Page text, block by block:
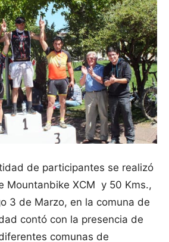
de participantes se realizó
Mountanbike XCM y 50 Kms.,
3 de Marzo, en la comuna de
contó con la presencia de
comunas de